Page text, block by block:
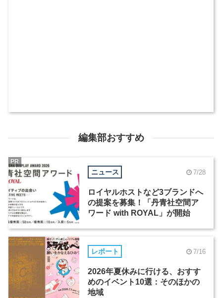
編集部おすすめ
ニュース 7/28
ロイヤルホストなど3ブランドへ
の提案を募集！「丹青社空間ア
ワード with ROYAL」が開始
PR
レポート 7/16
2026年夏休みに行ける、おすす
めのイベント10選：そのほかの
地域